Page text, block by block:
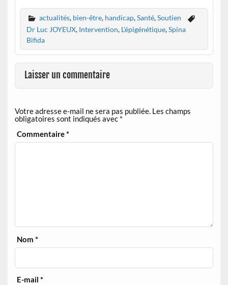
actualités, bien-être, handicap,Santé,Soutien
Dr Luc JOYEUX, Intervention, L'épigénétique,Spina
Bifida
Laisser un commentaire
Votre adresse e-mail ne sera pas publiée. Les champs
obligatoires sont indiqués avec *
Commentaire*
Nom*
E-mail*